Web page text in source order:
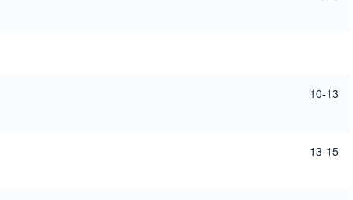
10-13
13-15